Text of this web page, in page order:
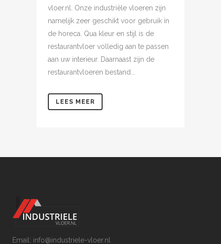
vloer.nl. Onze industriële vloeren zijn
namelijk zeer geschikt voor gebruik in
de horeca. Qua kleur en stijl is de
restaurantvloer volledig aan te passen
aan uw interieur. Daarnaast zijn de
restaurantvloeren bestand...
LEES MEER
Email: info@industriele-vloer.nl